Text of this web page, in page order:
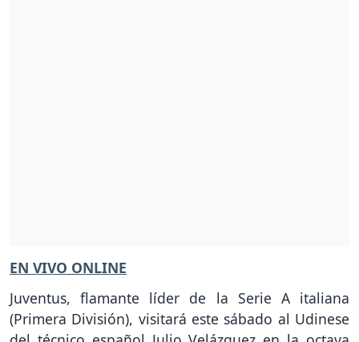
EN VIVO ONLINE
Juventus, flamante líder de la Serie A italiana
(Primera División), visitará este sábado al Udinese